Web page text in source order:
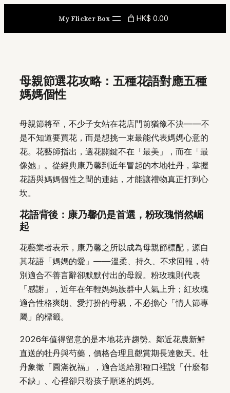
My Flicker Box HK$ 0.00
母親節選花攻略：五種花語對應五種
媽媽個性
母親節將至，不少子女站在花店門前猶豫不決——不
是不知道要買花，而是想挑一束最能代表媽媽心意的
花。花藝師指出，選花關鍵不在「最美」，而在「最
像她」。從經典康乃馨到近年冒起的本地牡丹，掌握
花語與媽媽個性之間的連結，才能讓禮物真正打到心
坎。
花語背後：康乃馨仍是首選，粉玫瑰悄然崛
起
花藝業者表示，康乃馨之所以成為母親節標配，源自
其花語「媽媽的愛」——溫柔、持久、不求回報，特
別適合不善言辭卻默默付出的母親。粉玫瑰則代表
「感謝」，近年在年輕媽媽族群中人氣上升；紅玫瑰
適合性格爽朗、愛打扮的母親，不必擔心「情人節專
屬」的標籤。
2026年值得留意的是本地花卉趨勢。鄰近花農新鮮
直送的牡丹與芍藥，價格合理且觀賞期長達數天。牡
丹象徵「圓滿祝福」，適合送給那種口裡說「什麼都
不缺」、心裡卻只盼孩子順遂的媽媽。